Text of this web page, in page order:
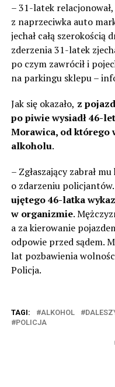
– 31-latek relacjonował,
z naprzeciwka auto
jechał całą szerokością
zderzenia 31-latek
po czym zawrócił i
na parkingu sklepu –
Jak się okazało, z
po piwie wysiadł 46-
Morawica, od którego
alkoholu.
– Zgłaszający zabrał
o zdarzeniu policjantów.
ujętego 46-latka
w organizmie.
a za kierowanie
odpowie przed sądem.
lat pozbawienia
Policja.
TAGI: ALKOHOL
POLICJA